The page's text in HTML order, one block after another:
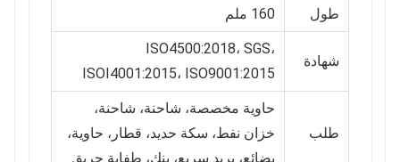
طول 160 ملم
شهادة
ISO4500:2018، SGS،
ISOI4001:2015، ISO9001:2015
طلب
حاوية مخصصة، شاحنة، شاحنة،
خزان نفط، سكة حديد، قطار، حاوية،
بضائع، بريد سريع، بنك، طفاية حريق